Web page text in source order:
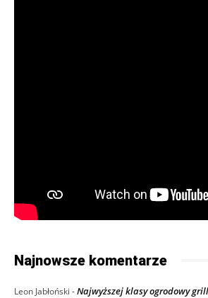
Najnowsze komentarze
Leon Jabłoński -Najwyższej klasy ogrodowy